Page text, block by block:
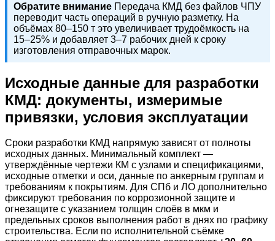
Обратите внимание Передача КМД без файлов ЧПУ
переводит часть операций в ручную разметку. На
объёмах 80–150 т это увеличивает трудоёмкость на
15–25% и добавляет 3–7 рабочих дней к сроку
изготовления отправочных марок.
Исходные данные для разработки
КМД: документы, измеримые
привязки, условия эксплуатации
Сроки разработки КМД напрямую зависят от полноты
исходных данных. Минимальный комплект —
утверждённые чертежи КМ с узлами и спецификациями,
исходные отметки и оси, данные по анкерным группам и
требованиям к покрытиям. Для СПб и ЛО дополнительно
фиксируют требования по коррозионной защите и
огнезащите с указанием толщин слоёв в мкм и
предельных сроков выполнения работ в днях по графику
строительства. Если по исполнительной съёмке